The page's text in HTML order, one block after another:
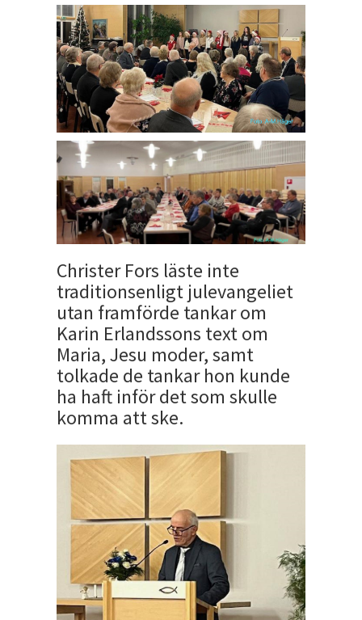
Christer Fors läste inte
traditionsenligt julevangeliet
utan framförde tankar om
Karin Erlandssons text om
Maria, Jesu moder, samt
tolkade de tankar hon kunde
ha haft inför det som skulle
komma att ske.